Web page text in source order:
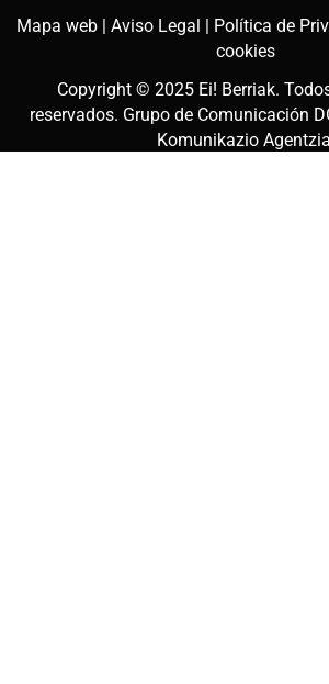
Mapa web | Aviso Legal | Política de
cookies
Copyright © 2025 Ei! Berriak.
reservados. Grupo de Comunicación
Komunikazio Agentzia